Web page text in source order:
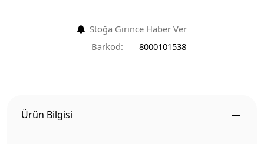
Stoğa Girince Haber Ver
Barkod:
8000101538
Ürün Bilgisi